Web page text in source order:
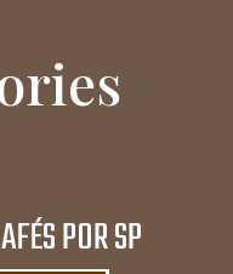
POR SP